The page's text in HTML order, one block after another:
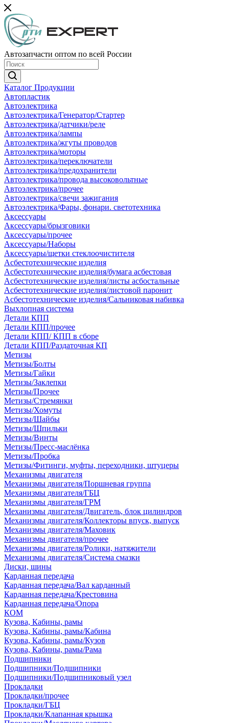
Автозапчасти оптом по всей России
Каталог Продукции
Автопластик
Автоэлектрика
Автоэлектрика/Генератор/Стартер
Автоэлектрика/датчики/реле
Автоэлектрика/лампы
Автоэлектрика/жгуты проводов
Автоэлектрика/моторы
Автоэлектрика/переключатели
Автоэлектрика/предохранители
Автоэлектрика/провода высоковольтные
Автоэлектрика/прочее
Автоэлектрика/свечи зажигания
Автоэлектрика/Фары, фонари. светотехника
Аксессуары
Аксессуары/брызговики
Аксессуары/прочее
Аксессуары/Наборы
Аксессуары/щетки стеклоочистителя
Асбестотехнические изделия
Асбестотехнические изделия/бумага асбестовая
Асбестотехнические изделия/листы асбостальные
Асбестотехнические изделия/листовой паронит
Асбестотехнические изделия/Сальниковая набивка
Выхлопная система
Детали КПП
Детали КПП/прочее
Детали КПП/ КПП в сборе
Детали КПП/Раздаточная КП
Метизы
Метизы/Болты
Метизы/Гайки
Метизы/Заклепки
Метизы/Прочее
Метизы/Стремянки
Метизы/Хомуты
Метизы/Шайбы
Метизы/Шпильки
Метизы/Винты
Метизы/Пресс-маслёнка
Метизы/Пробка
Метизы/Фитинги, муфты, переходники, штуцеры
Механизмы двигателя
Механизмы двигателя/Поршневая группа
Механизмы двигателя/ГБЦ
Механизмы двигателя/ГРМ
Механизмы двигателя/Двигатель, блок цилиндров
Механизмы двигателя/Коллекторы впуск, выпуск
Механизмы двигателя/Маховик
Механизмы двигателя/прочее
Механизмы двигателя/Ролики, натяжители
Механизмы двигателя/Система смазки
Диски, шины
Карданная передача
Карданная передача/Вал карданный
Карданная передача/Крестовина
Карданная передача/Опора
КОМ
Кузова, Кабины, рамы
Кузова, Кабины, рамы/Кабина
Кузова, Кабины, рамы/Кузов
Кузова, Кабины, рамы/Рама
Подшипники
Подшипники/Подшипники
Подшипники/Подшипниковый узел
Прокладки
Прокладки/прочее
Прокладки/ГБЦ
Прокладки/Клапанная крышка